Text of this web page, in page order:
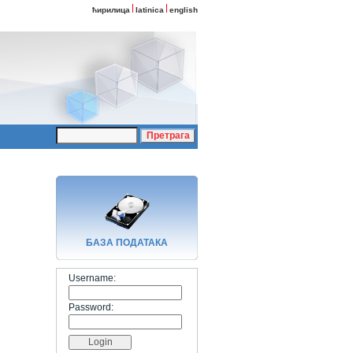
ћирилица latinica english
БАЗA ПОДАТАКА
Username:
Password: